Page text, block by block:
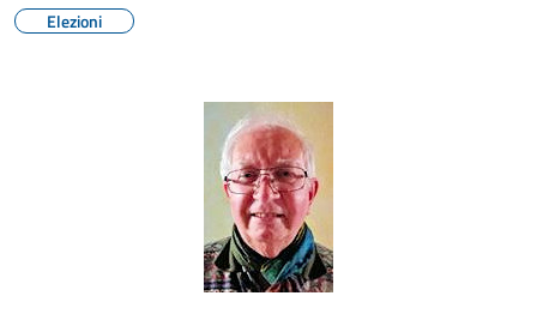
Elezioni